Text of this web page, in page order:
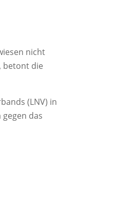
nicht
betont die
(LNV) in
das